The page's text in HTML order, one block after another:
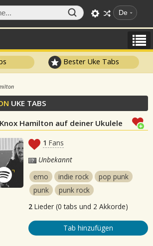
De
Bester Uke Tabs
UKE TABS
Hamilton auf deiner Ukulele
1 Fans
Unbekannt
emo
indie rock
pop punk
punk
punk rock
2 Lieder (0 tabs und 2 Akkorde)
Tab hinzufügen